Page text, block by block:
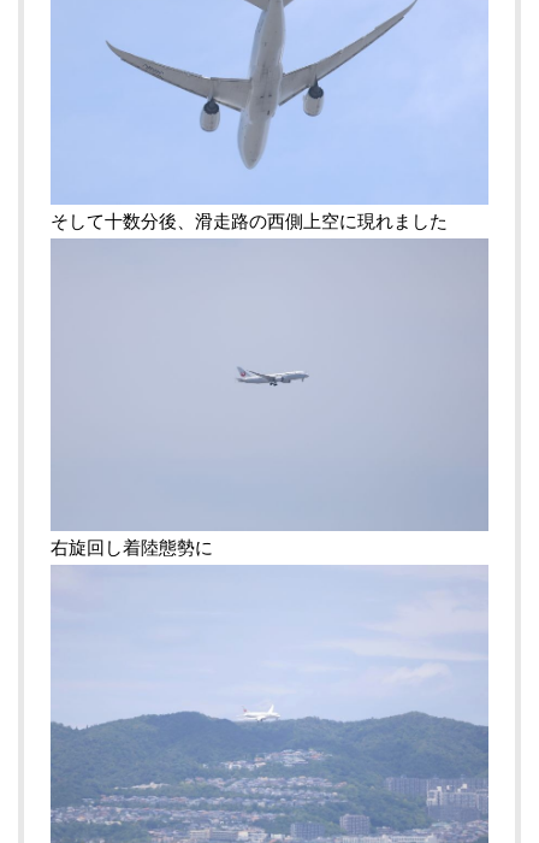
そして十数分後、滑走路の西側上空に現れました
右旋回し着陸態勢に